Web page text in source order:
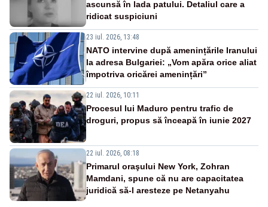
ascunsă în lada patului. Detaliul care a
ridicat suspiciuni
23 iul. 2026, 13:48
NATO intervine după amenințările Iranului
la adresa Bulgariei: „Vom apăra orice aliat
împotriva oricărei amenințări”
22 iul. 2026, 10:11
Procesul lui Maduro pentru trafic de
droguri, propus să înceapă în iunie 2027
22 iul. 2026, 08:18
Primarul oraşului New York, Zohran
Mamdani, spune că nu are capacitatea
juridică să-l aresteze pe Netanyahu